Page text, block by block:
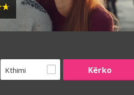
Kthimi